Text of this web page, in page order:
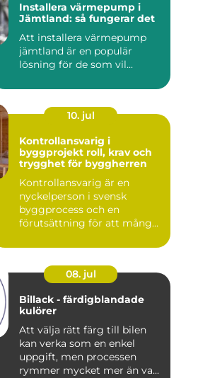
Installera värmepump i
Jämtland: så fungerar det
Att installera värmepump
jämtland är en populär
lösning för de som vil...
10. jul
Kontrollansvarig i
byggprojekt roll, krav och
trygghet för byggherren
Kontrollansvarig är en
nyckelperson i svensk
byggprocess och en
förutsättning för att många
08. jul
Billack - färdigblandade
kulörer
Att välja rätt färg till bilen
kan verka som en enkel
uppgift, men processen
rymmer mycket mer än va...